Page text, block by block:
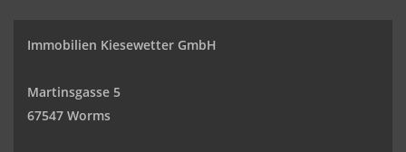
Immobilien Kiesewetter GmbH
Martinsgasse 5
67547 Worms